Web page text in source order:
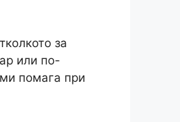
за
или по-
помага при